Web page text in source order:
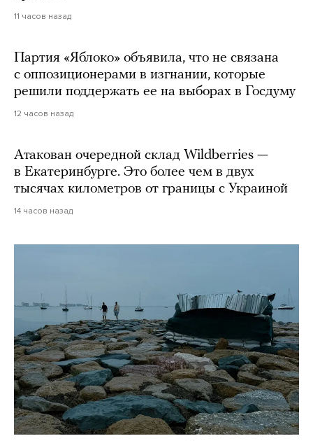
11 часов назад
Партия «Яблоко» объявила, что не связана
с оппозиционерами в изгнании, которые
решили поддержать ее на выборах в Госдуму
12 часов назад
Атакован очередной склад Wildberries —
в Екатеринбурге. Это более чем в двух
тысячах километров от границы с Украиной
14 часов назад